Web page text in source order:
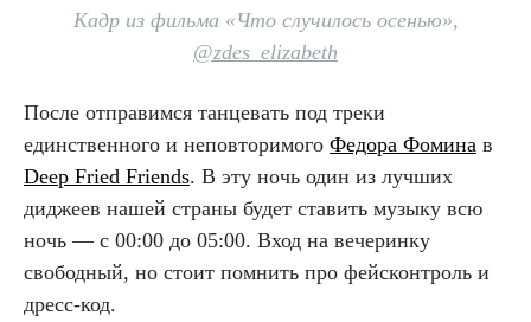
Кадр из фильма «Что случилось осенью»,
@zdes_elizabeth
После отправимся танцевать под треки
единственного и неповторимого Федора Фомина в
Deep Fried Friends. В эту ночь один из лучших
диджеев нашей страны будет ставить музыку всю
ночь — с 00:00 до 05:00. Вход на вечеринку
свободный, но стоит помнить про фейсконтроль и
дресс-код.